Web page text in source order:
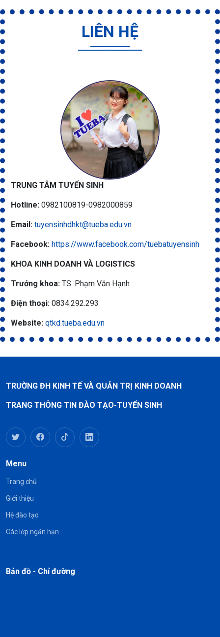
LIÊN HỆ
TRUNG TÂM TUYỂN SINH
Hotline: 0982100819-0982000859
Email: tuyensinhdhkt@tueba.edu.vn
Facebook: https://www.facebook.com/tuebatuyensinh
KHOA KINH DOANH VÀ LOGISTICS
Trưởng khoa: TS. Phạm Văn Hạnh
Điện thoại: 0834.292.293
Website: qtkd.tueba.edu.vn
TRƯỜNG ĐH KINH TẾ VÀ QUẢN TRỊ KINH DOANH
TRANG THÔNG TIN ĐÀO TẠO-TUYỂN SINH
Menu
Trang chủ
Giới thiệu
Hệ đào tạo
Các lớp ngắn hạn
Bản đồ - Chỉ đường